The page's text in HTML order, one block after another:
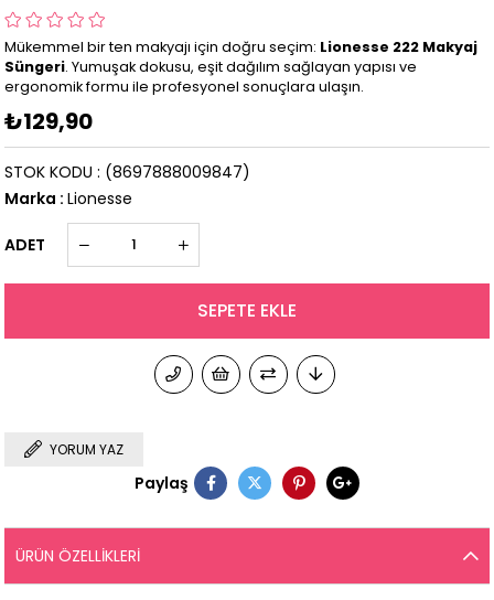
Mükemmel bir ten makyajı için doğru seçim: Lionesse 222 Makyaj
Süngeri. Yumuşak dokusu, eşit dağılım sağlayan yapısı ve
ergonomik formu ile profesyonel sonuçlara ulaşın.
₺129,90
STOK KODU
(8697888009847)
Marka : Lionesse
ADET
YORUM YAZ
Paylaş
ÜRÜN ÖZELLIKLERI